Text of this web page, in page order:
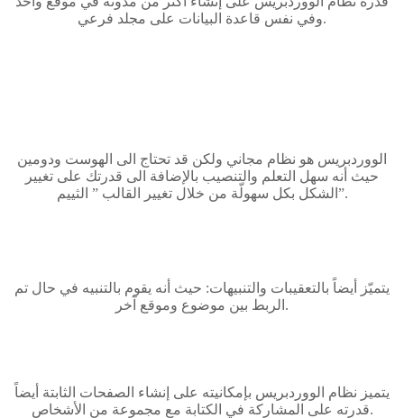
وفي نفس قاعدة البيانات على مجلد فرعي.
الووردبريس هو نظام مجاني ولكن قد تحتاج الى الهوست ودومين
حيث أنه سهل التعلم والتنصيب بالإضافة الى قدرتك على تغيير
الشكل بكل سهولّة من خلال تغيير القالب ” الثييم”.
يتميّز أيضاً بالتعقيبات والتنبيهات: حيث أنه يقوم بالتنبيه في حال تم
الربط بين موضوع وموقع آخر.
يتميز نظام الووردبريس بإمكانيته على إنشاء الصفحات الثابتة أيضاً
قدرته على المشاركة في الكتابة مع مجموعة من الأشخاص.